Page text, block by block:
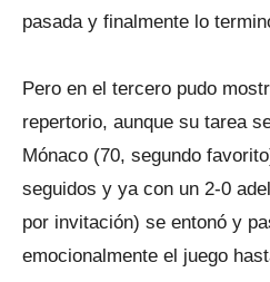
pasada y finalmente lo
Pero en el tercero pudo
repertorio, aunque su tarea
Mónaco (70, segundo
seguidos y ya con un 2-0
por invitación) se entonó y
emocionalmente el juego